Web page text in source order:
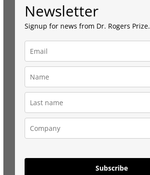
Newsletter
Signup for news from Dr. Rogers Prize.
Subscribe